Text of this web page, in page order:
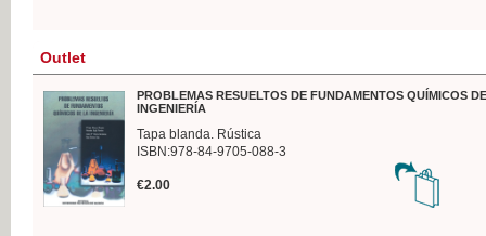
Outlet
PROBLEMAS RESUELTOS DE FUNDAMENTOS QUÍMICOS
INGENIERÍA
Tapa blanda. Rústica
ISBN:978-84-9705-088-3
€2.00